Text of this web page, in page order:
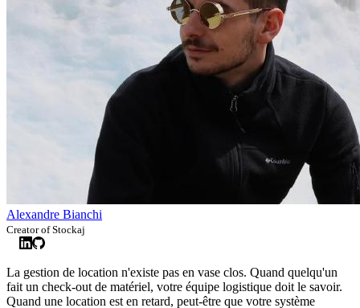
Alexandre Bianchi
Creator of Stockaj
La gestion de location n'existe pas en vase clos. Quand quelqu'un
fait un check-out de matériel, votre équipe logistique doit le savoir.
Quand une location est en retard, peut-être que votre système